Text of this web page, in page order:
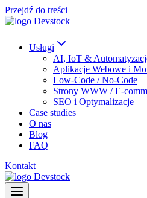
Przejdź do treści
Usługi
AI, IoT &
Aplikacje Webowe i
Low-Code / No-Code
Strony WWW / E-
SEO i Optymalizacje
Case studies
O nas
Blog
FAQ
Kontakt